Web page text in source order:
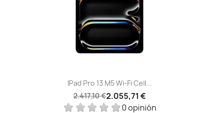
IPad Pro 13 M5 Wi‑Fi Cell...
2.417,10 €2.055,71 €
0 opinión